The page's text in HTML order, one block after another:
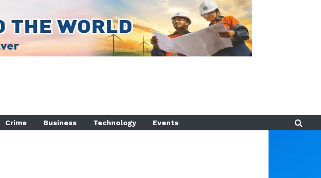
Crime Business Technology Events